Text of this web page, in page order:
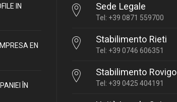
IN
EN
ÎN
Sede Legale
Tel: +39 0871 559700
Stabilimento Rieti
Tel: +39 0746 606351
Stabilimento Rovigo
Tel: +39 0425 404191